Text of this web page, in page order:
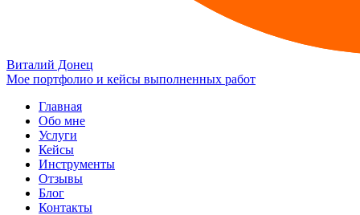
Виталий Донец
Мое портфолио и кейсы выполненных работ
Главная
Обо мне
Услуги
Кейсы
Инструменты
Отзывы
Блог
Контакты